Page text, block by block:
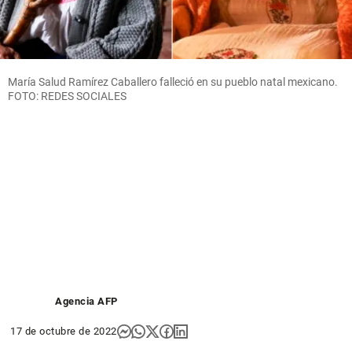
María Salud Ramírez Caballero falleció en su pueblo natal mexicano.
FOTO: REDES SOCIALES
Agencia AFP
17 de octubre de 2022